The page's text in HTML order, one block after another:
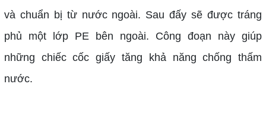
và chuẩn bị từ nước ngoài. Sau đấy sẽ được tráng
phủ một lớp PE bên ngoài. Công đoạn này giúp
những chiếc cốc giấy tăng khả năng chống thấm
nước.